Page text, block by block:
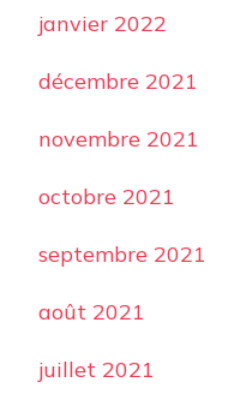
janvier 2022
décembre 2021
novembre 2021
octobre 2021
septembre 2021
août 2021
juillet 2021